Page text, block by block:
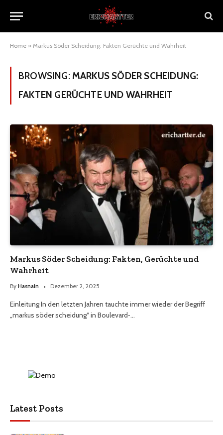
Home » Markus Söder Scheidung: Fakten Gerüchte und Wahrheit
BROWSING: MARKUS SÖDER SCHEIDUNG:
FAKTEN GERÜCHTE UND WAHRHEIT
Markus Söder Scheidung: Fakten, Gerüchte und
Wahrheit
By Hasnain Dezember 2, 2025
Einleitung In den letzten Jahren tauchte immer wieder der Begriff
„markus söder scheidung“ in Boulevard‑…
Latest Posts